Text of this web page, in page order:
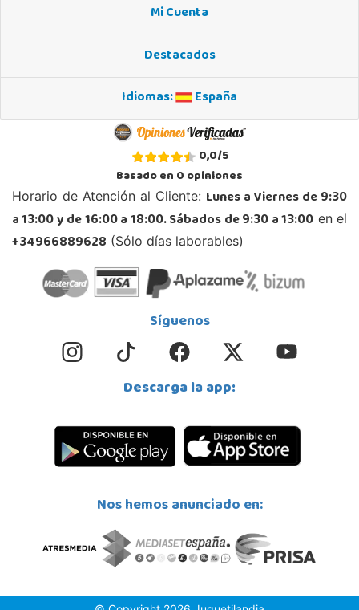
Mi Cuenta
Destacados
Idiomas:
España
0,0/5
Basado en0opiniones
Horario de Atención al Cliente: Lunes a Viernes de 9:30
a 13:00 y de 16:00 a 18:00. Sábados de 9:30 a 13:00 en el
+34966889628 (Sólo días laborables)
Síguenos
Descarga la app:
Nos hemos anunciado en: